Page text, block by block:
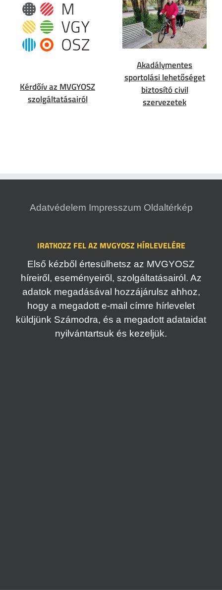
Kérdőív az MVGYOSZ
szolgáltatásairól
Akadálymentes
sportolási lehetőséget
biztosító civil
szervezetek
Adatvédelem Impresszum Oldaltérkép
IRATKOZZ FEL AZ MVGYOSZ HÍRLEVELÉRE
Első kézből értesülhetsz az MVGYOSZ
híreiről, eseményeiről, szolgáltatásairól. Az
adatok megadásával hozzájárulsz ahhoz,
hogy a megadott e-mail címre hírlevelet
küldjünk Számodra, és a megadott adataidat
nyilvántartsuk és kezeljük.